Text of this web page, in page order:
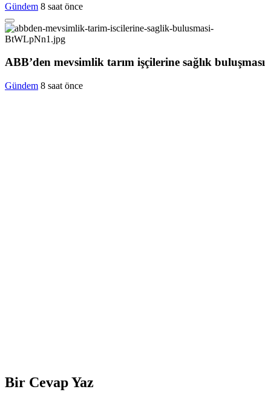
Gündem 8 saat önce
ABB’den mevsimlik tarım işçilerine sağlık buluşması
Gündem 8 saat önce
Bir Cevap Yaz